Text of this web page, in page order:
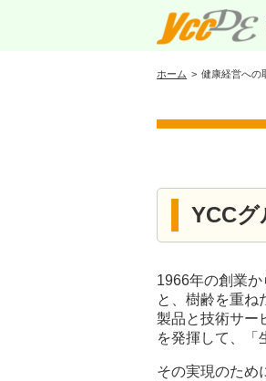
ホーム 健康経営への
YCCグ
1966年の創業
と、樹齢を重ね
製品と技術サー
を発揮して、「
その実現のため